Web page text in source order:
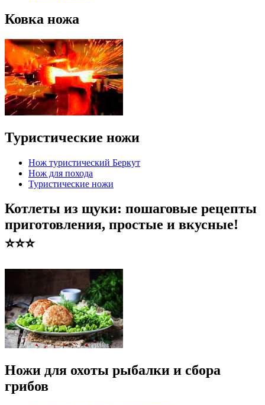
Ковка ножа
Туристические ножи
Нож туристический Беркут
Нож для похода
Туристические ножи
Котлеты из щуки: пошаговые рецепты
приготовления, простые и вкусные!
⭐️⭐️⭐️
Ножи для охоты рыбалки и сбора
грибов